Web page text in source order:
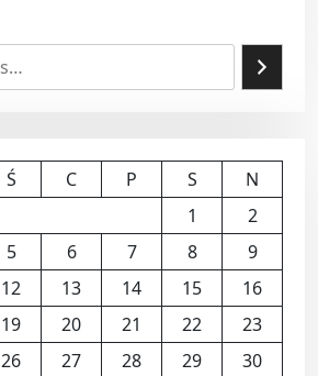
Ś C P S
N
1
2
5 6 7 8
9
12 13 14 15
16
19 20 21 22
23
26 27 28 29
30